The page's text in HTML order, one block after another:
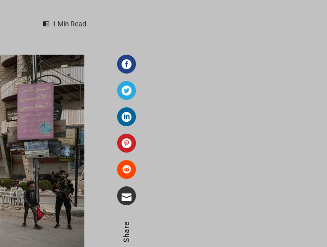
1 Min Read
Share